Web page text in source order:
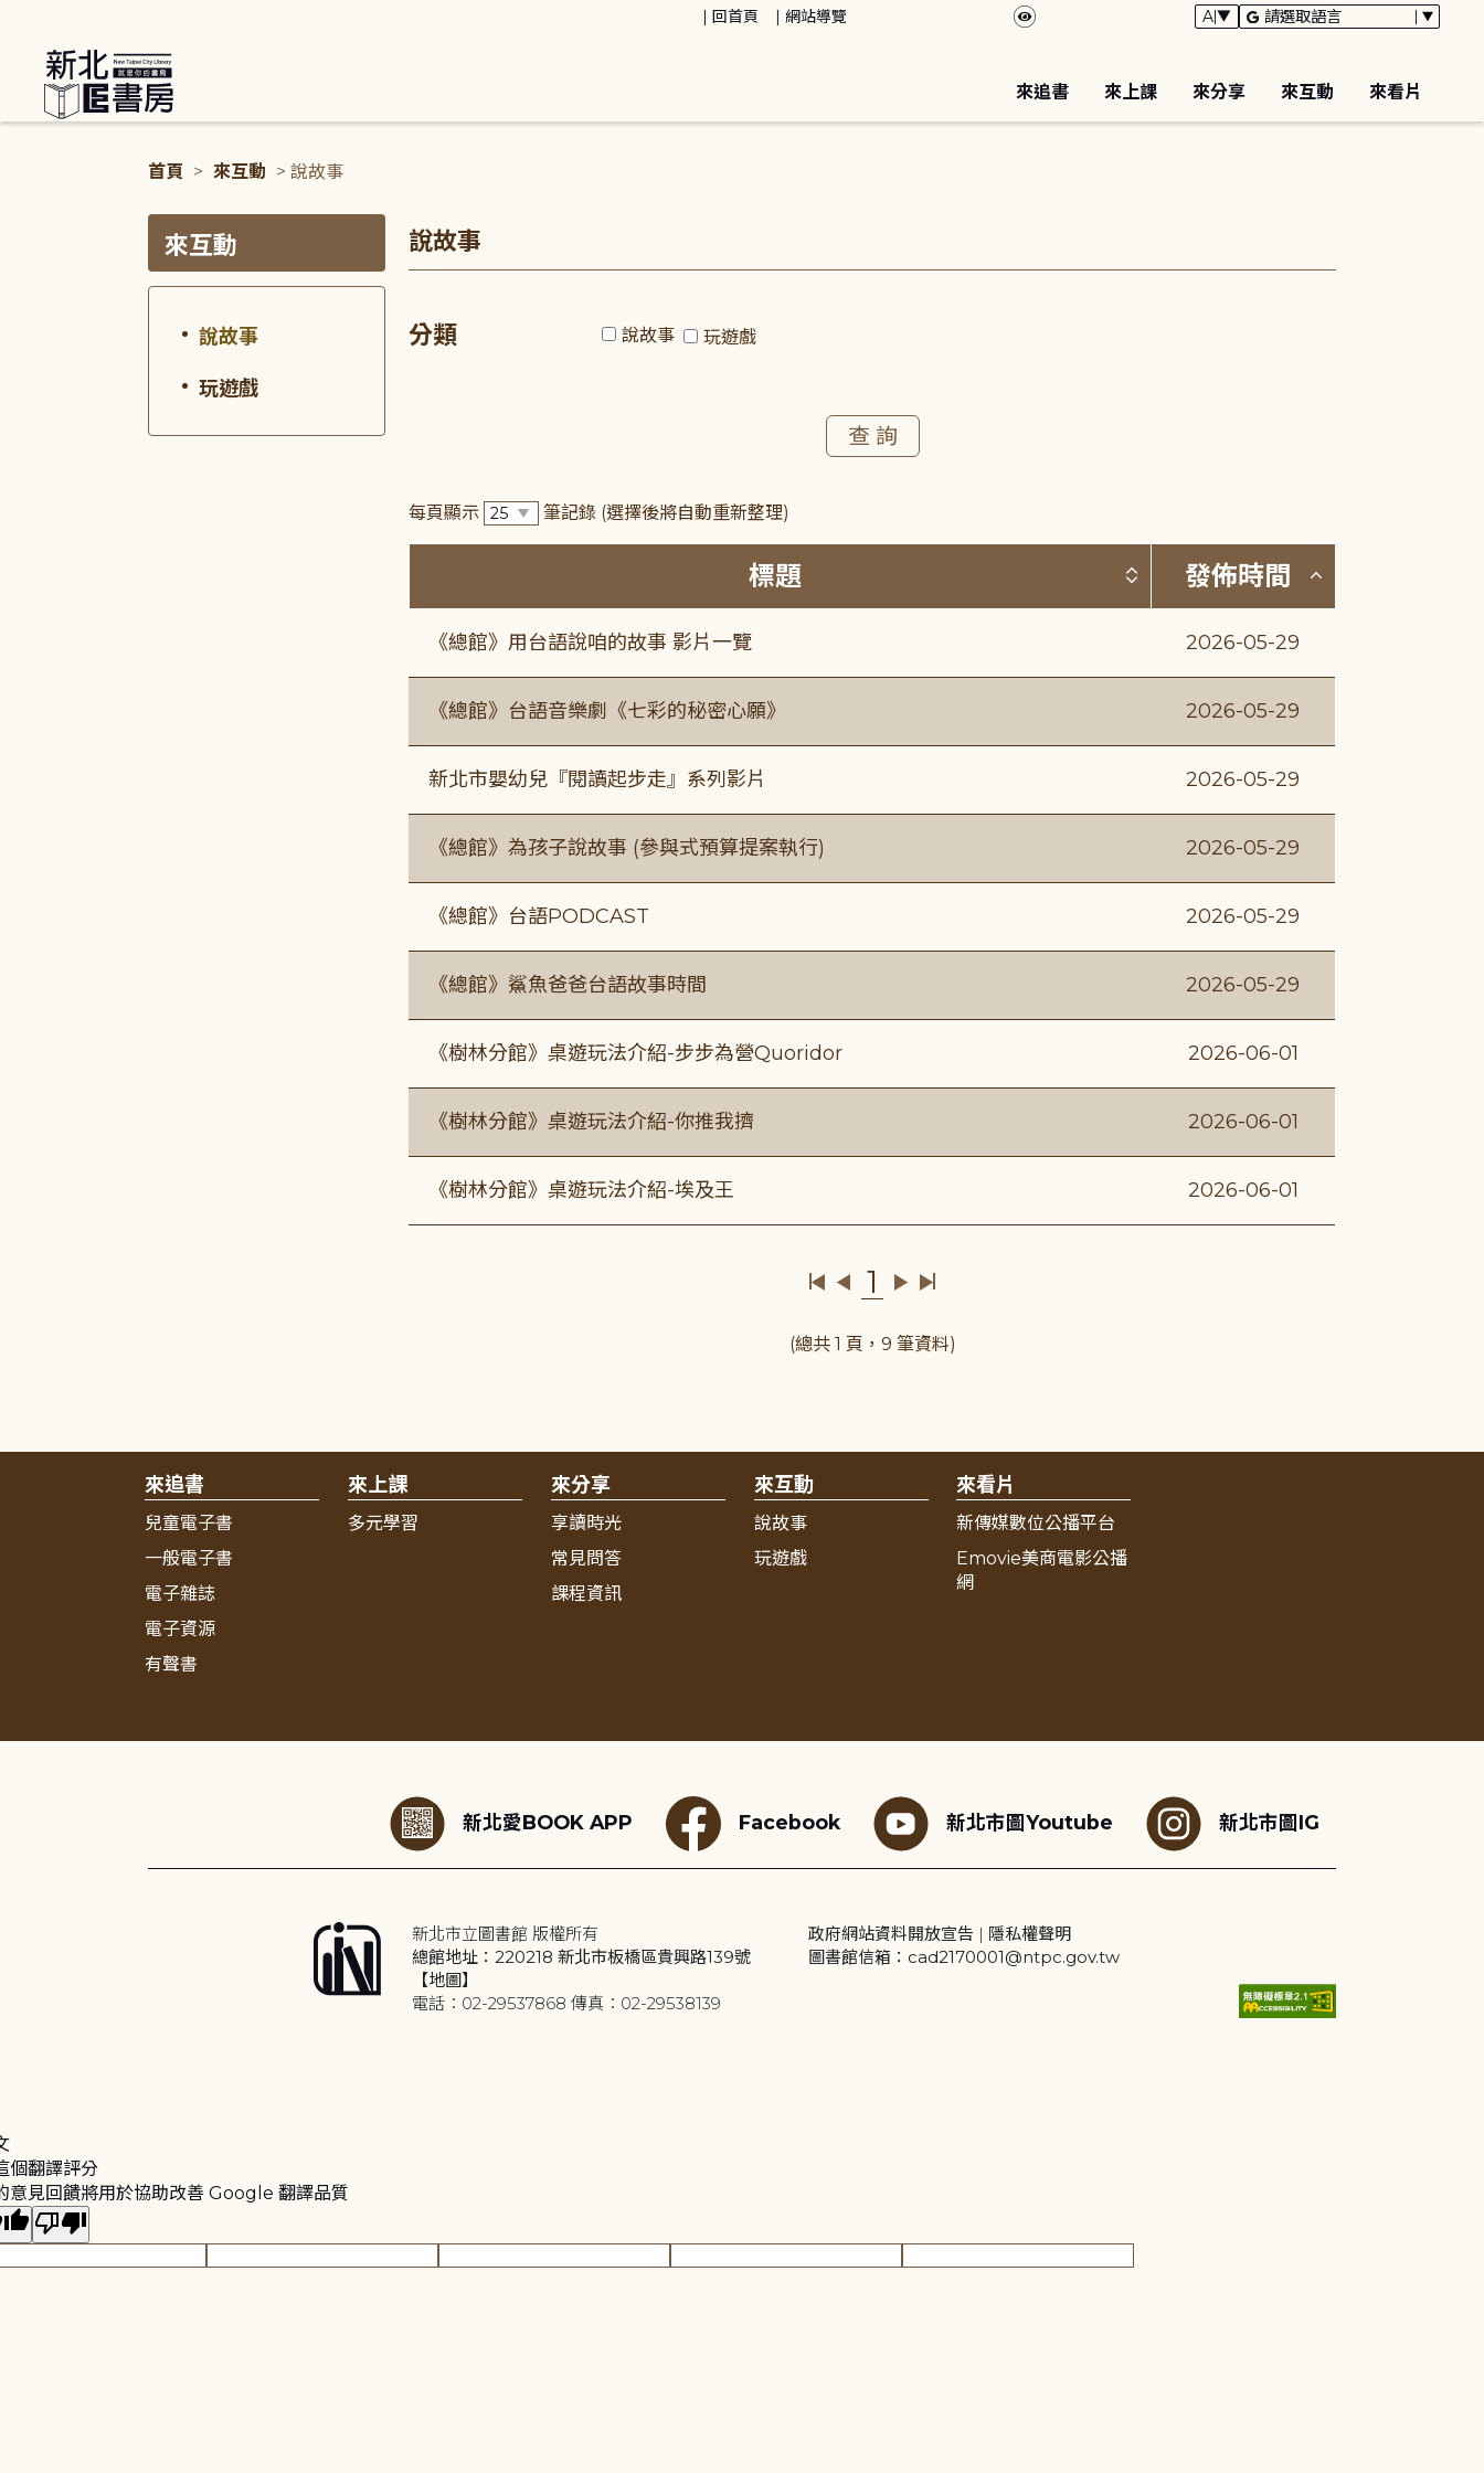
回首頁 網站導覽
來追書 來上課 來分享 來互動 來看片
首頁 > 來互動 > 說故事
來互動
說故事
玩遊戲
說故事
分類 說故事 玩遊戲
每頁顯示 筆記錄 (選擇後將自動重新整理)
標題 按標題排序 (升降冪)
發佈時間 按發佈時間
《總館》用台語說咱的故事 影片一覽 2026-05-29
《總館》台語音樂劇《七彩的秘密心願》 2026-05-29
新北市嬰幼兒『閱讀起步走』系列影片 2026-05-29
《總館》為孩子說故事 (參與式預算提案執行) 2026-05-29
《總館》台語PODCAST 2026-05-29
《總館》鯊魚爸爸台語故事時間 2026-05-29
《樹林分館》桌遊玩法介紹-步步為營Quoridor 2026-06-01
《樹林分館》桌遊玩法介紹-你推我擠 2026-06-01
《樹林分館》桌遊玩法介紹-埃及王 2026-06-01
1
(總共 1 頁，9 筆資料)
來追書
兒童電子書
一般電子書
電子雜誌
電子資源
有聲書
來上課
多元學習
來分享
享讀時光
常見問答
課程資訊
來互動
說故事
玩遊戲
來看片
新傳媒數位公播平台
Emovie美商電影公播
網
新北愛BOOK APP Facebook 新北市圖Youtube 新北市圖IG
新北市立圖書館 版權所有
總館地址：220218 新北市板橋區貴興路139號
【地圖】
電話：02-29537868 傳真：02-29538139
政府網站資料開放宣告 | 隱私權聲明
圖書館信箱：cad2170001@ntpc.gov.tw
個翻譯評分
意見回饋將用於協助改善 Google 翻譯品質